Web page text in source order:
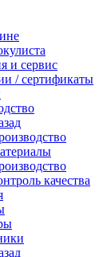
и сервис
/ сертификаты
качества